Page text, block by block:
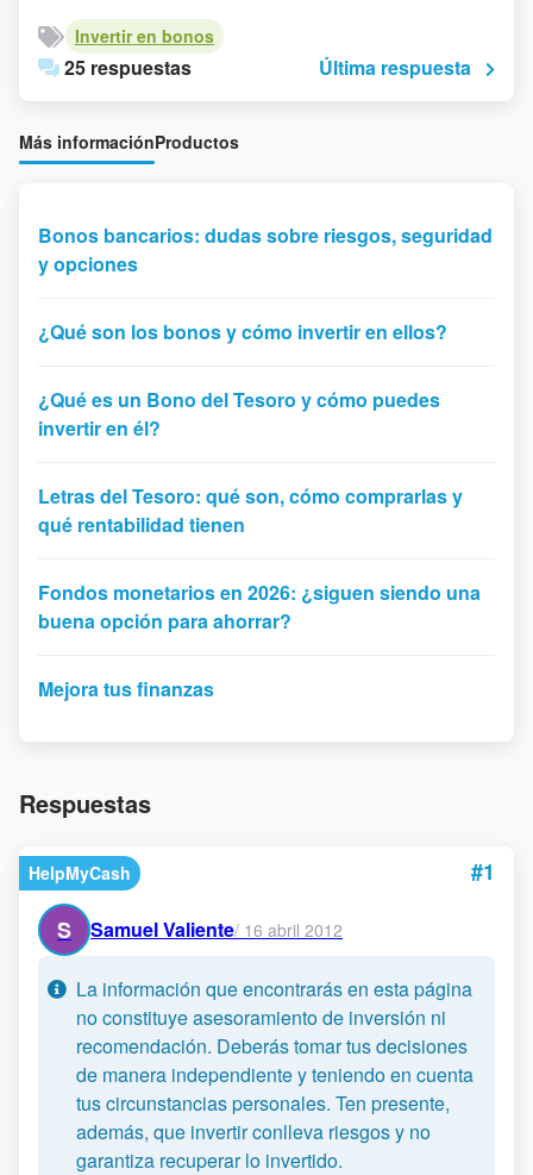
Invertir en bonos
25 respuestas Última respuesta
Más informaciónProductos
Bonos bancarios: dudas sobre riesgos, seguridad
y opciones
¿Qué son los bonos y cómo invertir en ellos?
¿Qué es un Bono del Tesoro y cómo puedes
invertir en él?
Letras del Tesoro: qué son, cómo comprarlas y
qué rentabilidad tienen
Fondos monetarios en 2026: ¿siguen siendo una
buena opción para ahorrar?
Mejora tus finanzas
Respuestas
HelpMyCash
#1
S
Samuel Valiente/ 16 abril 2012
La información que encontrarás en esta página
no constituye asesoramiento de inversión ni
recomendación. Deberás tomar tus decisiones
de manera independiente y teniendo en cuenta
tus circunstancias personales. Ten presente,
además, que invertir conlleva riesgos y no
garantiza recuperar lo invertido.